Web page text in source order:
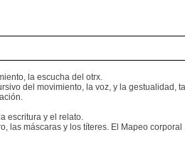
la escucha del otrx.
del movimiento, la voz, y la gestualidad,
escritura y el relato.
las máscaras y los títeres. El Mapeo corporal